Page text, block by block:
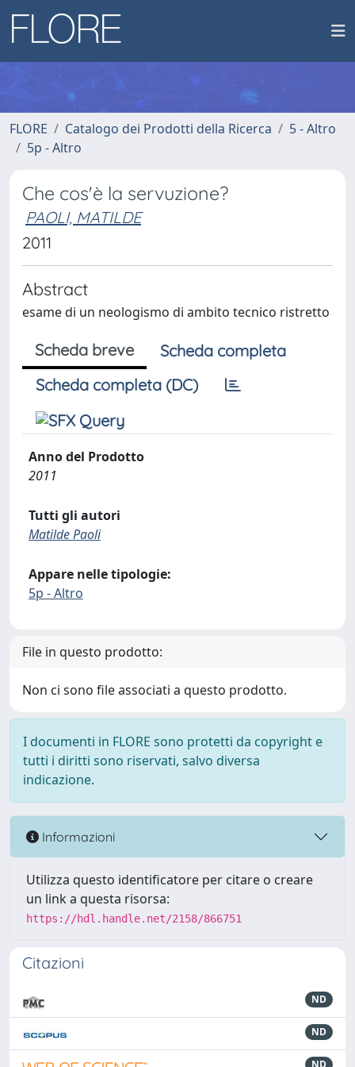
FLORE Catalogo dei Prodotti della Ricerca
5 - Altro
5p - Altro
Che cos'è la servuzione?
PAOLI, MATILDE
2011
Abstract
esame di un neologismo di ambito tecnico ristretto
Scheda breve
Scheda completa
Scheda completa (DC)
Anno del Prodotto
2011
Tutti gli autori
Matilde Paoli
Appare nelle tipologie:
5p - Altro
File in questo prodotto:
Non ci sono file associati a questo prodotto.
I documenti in FLORE sono protetti da copyright e
tutti i diritti sono riservati, salvo diversa
indicazione.
Informazioni
Utilizza questo identificatore per citare o creare
un link a questa risorsa:
https://hdl.handle.net/2158/866751
Citazioni
ND
ND